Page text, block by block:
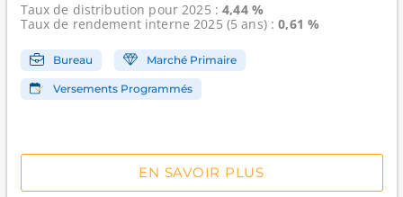
Taux de distribution pour 2025 :4,44 %
Taux de rendement interne2025 (5 ans) :0,61 %
Bureau Marché Primaire
Versements Programmés
EN SAVOIR PLUS